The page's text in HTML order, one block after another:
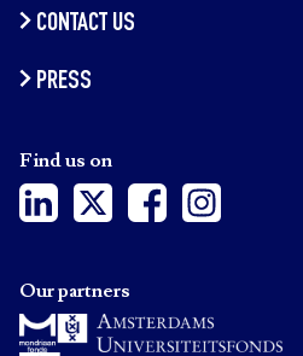
CONTACT US
PRESS
Find us on
Our partners